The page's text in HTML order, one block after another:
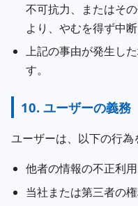
不可抗力、またはそ
より、やむを得ず中
上記の事由が発生し
す。
10. ユーザーの義務
ユーザーは、以下の行為
他者の情報の不正利用
当社または第三者の